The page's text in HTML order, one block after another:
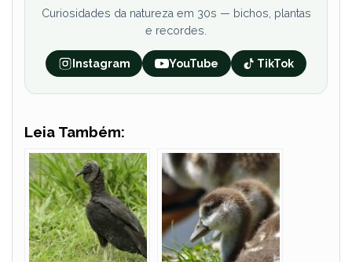
Curiosidades da natureza em 30s — bichos, plantas
e recordes.
Instagram YouTube TikTok
Leia Também: